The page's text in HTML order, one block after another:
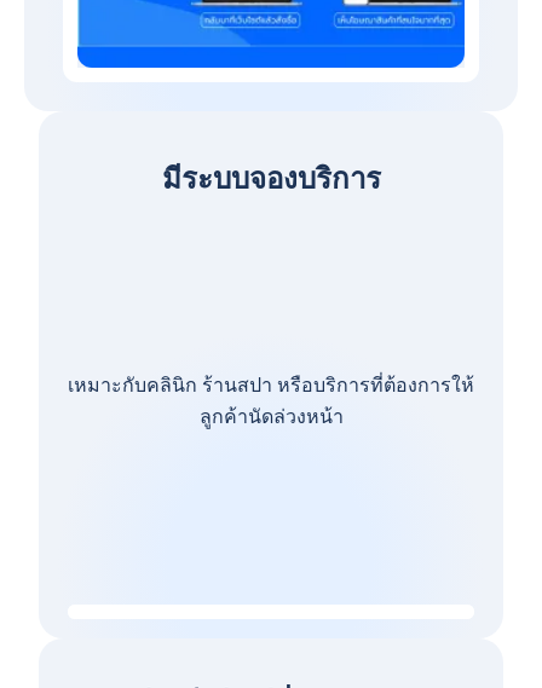
มีระบบจองบริการ
เหมาะกับคลินิก ร้านสปา หรือบริการที่ต้องการให้
ลูกค้านัดล่วงหน้า